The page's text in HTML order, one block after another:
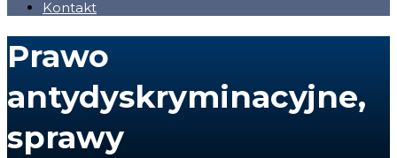
Kontakt
Prawo
antydyskryminacyjne,
sprawy